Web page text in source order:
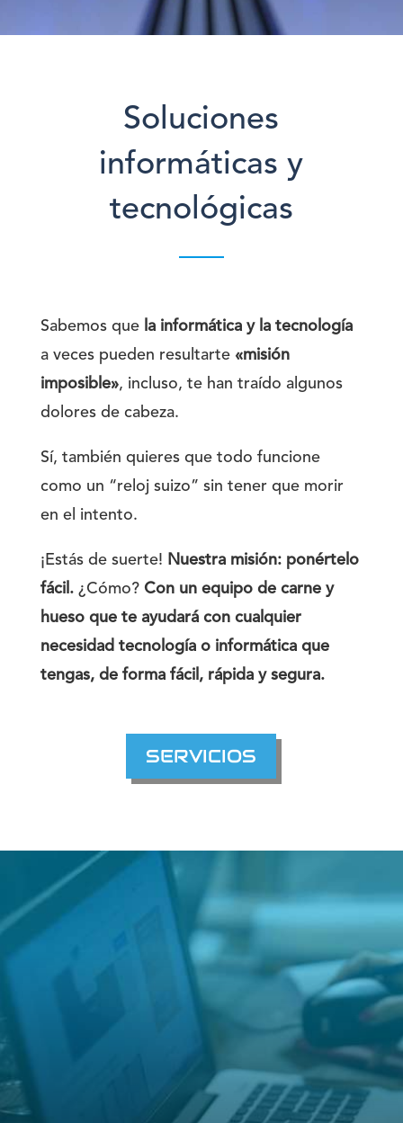
Soluciones
informáticas y
tecnológicas
Sabemos que la informática y la tecnología
a veces pueden resultarte «misión
imposible», incluso, te han traído algunos
dolores de cabeza.
Sí, también quieres que todo funcione
como un “reloj suizo” sin tener que morir
en el intento.
¡Estás de suerte! Nuestra misión: ponértelo
fácil.¿Cómo?Con un equipo de carne y
hueso que te ayudará con cualquier
necesidad tecnología o informática que
tengas, de forma fácil, rápida y segura.
SERVICIOS